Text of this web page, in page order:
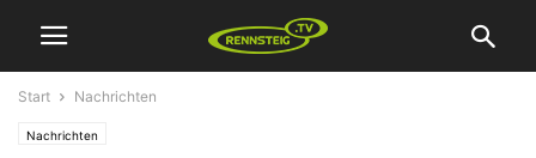
Start Nachrichten
Nachrichten